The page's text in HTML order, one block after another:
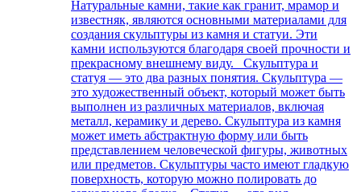
Натуральные камни, такие как гранит, мрамор и
известняк, являются основными материалами для
создания скульптуры из камня и статуи. Эти
камни используются благодаря своей прочности и
прекрасному внешнему виду. Скульптура и
статуя — это два разных понятия. Скульптура —
это художественный объект, который может быть
выполнен из различных материалов, включая
металл, керамику и дерево. Скульптура из камня
может иметь абстрактную форму или быть
представлением человеческой фигуры, животных
или предметов. Скульптуры часто имеют гладкую
поверхность, которую можно полировать до